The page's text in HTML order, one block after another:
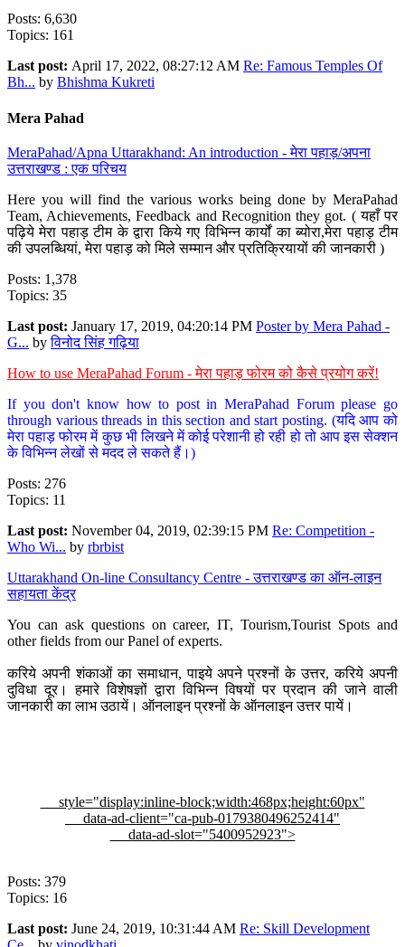
Posts: 6,630
Topics: 161
Last post: April 17, 2022, 08:27:12 AM Re: Famous Temples Of
Bh... by Bhishma Kukreti
Mera Pahad
MeraPahad/Apna Uttarakhand: An introduction - मेरा पहाड़/अपना
उत्तराखण्ड : एक परिचय
Here you will find the various works being done by MeraPahad
Team, Achievements, Feedback and Recognition they got. ( यहाँ पर
पढ़िये मेरा पहाड़ टीम के द्वारा किये गए विभिन्न कार्यों का ब्योरा,मेरा पहाड़ टीम
की उपलब्धियां, मेरा पहाड़ को मिले सम्मान और प्रतिक्रियायों की जानकारी )
Posts: 1,378
Topics: 35
Last post: January 17, 2019, 04:20:14 PM Poster by Mera Pahad -
G... byविनोद सिंह गढ़िया
How to use MeraPahad Forum - मेरा पहाड़ फोरम को कैसे प्रयोग करें!
If you don't know how to post in MeraPahad Forum please go
through various threads in this section and start posting. (यदि आप को
मेरा पहाड़ फोरम में कुछ भी लिखने में कोई परेशानी हो रही हो तो आप इस सेक्शन
के विभिन्न लेखों से मदद ले सकते हैं।)
Posts: 276
Topics: 11
Last post: November 04, 2019, 02:39:15 PM Re: Competition -
Who Wi... by rbrbist
Uttarakhand On-line Consultancy Centre - उत्तराखण्ड का ऑन-लाइन
सहायता केंद्र
You can ask questions on career, IT, Tourism,Tourist Spots and
other fields from our Panel of experts.
करिये अपनी शंकाओं का समाधान, पाइये अपने प्रश्नों के उत्तर, करिये अपनी
दुविधा दूर। हमारे विशेषज्ञों द्वारा विभिन्न विषयों पर प्रदान की जाने वाली
जानकारी का लाभ उठायें। ऑनलाइन प्रश्नों के ऑनलाइन उत्तर पायें।
style="display:inline-block;width:468px;height:60px"
data-ad-client="ca-pub-0179380496252414"
data-ad-slot="5400952923">
Posts: 379
Topics: 16
Last post: June 24, 2019, 10:31:44 AM Re: Skill Development